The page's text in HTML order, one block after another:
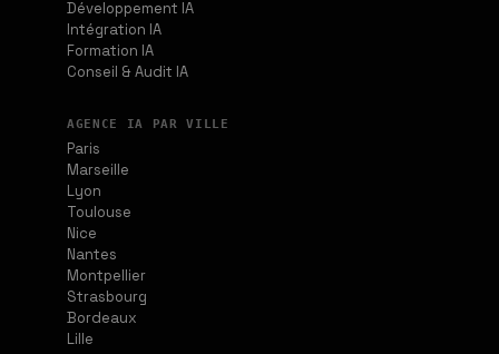
Développement IA
Intégration IA
Formation IA
Conseil & Audit IA
AGENCE IA PAR VILLE
Paris
Marseille
Lyon
Toulouse
Nice
Nantes
Montpellier
Strasbourg
Bordeaux
Lille